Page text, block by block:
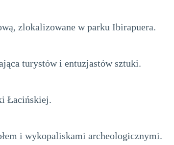
zlokalizowane w parku Ibirapuera.
turystów i entuzjastów sztuki.
Łacińskiej.
i wykopaliskami archeologicznymi.